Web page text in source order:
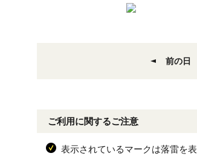
前の日
ご利用に関するご注意
表示されているマークは落雷を